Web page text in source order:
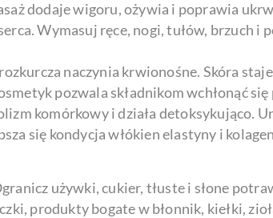
dodaje wigoru, ożywia i poprawia
Wymasuj ręce, nogi, tułów, brzuch i
naczynia krwionośne. Skóra
pozwala składnikom wchłonąć
komórkowy i działa detoksykująco.
się kondycja włókien elastyny i
używki, cukier, tłuste i słone
produkty bogate w błonnik, kiełki,